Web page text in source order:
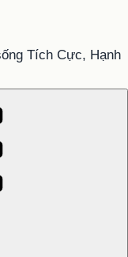
Tích Cực, Hạnh